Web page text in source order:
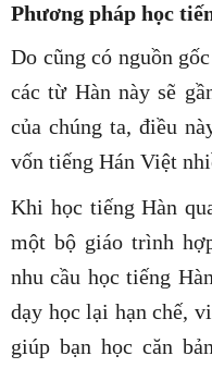
Phương pháp học
Do cũng có nguồn
các từ Hàn này sẽ
của chúng ta, điều
vốn tiếng Hán Việt
Khi học tiếng Hàn
một bộ giáo trình
nhu cầu học tiếng
dạy học lại hạn chế,
giúp bạn học căn